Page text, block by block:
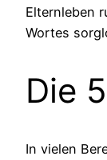
Elternleben
Wortes
Die
In vielen